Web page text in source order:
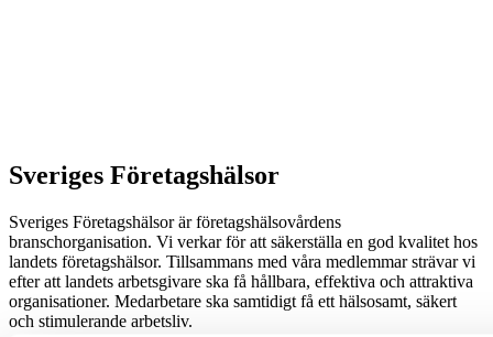
Sveriges Företagshälsor
Sveriges Företagshälsor är företagshälsovårdens
branschorganisation. Vi verkar för att säkerställa en god kvalitet hos
landets företagshälsor. Tillsammans med våra medlemmar strävar vi
efter att landets arbetsgivare ska få hållbara, effektiva och attraktiva
organisationer. Medarbetare ska samtidigt få ett hälsosamt, säkert
och stimulerande arbetsliv.